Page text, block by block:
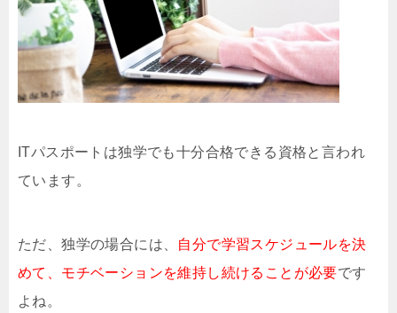
ITパスポートは独学でも十分合格できる資格と言われ
ています。
ただ、独学の場合には、 自分で学習スケジュールを決
めて、モチベーションを維持し続けることが必要です
よね。